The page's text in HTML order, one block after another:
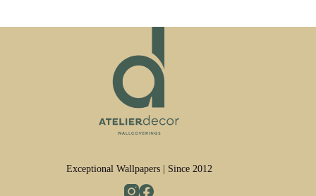
Exceptional Wallpapers | Since 2012